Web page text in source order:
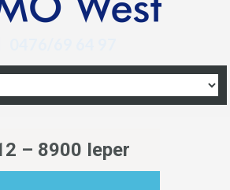
– 8900 Ieper